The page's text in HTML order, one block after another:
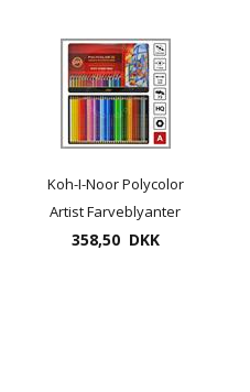
Koh-I-Noor Polycolor
Artist Farveblyanter
36 pr. æske
358,50 DKK